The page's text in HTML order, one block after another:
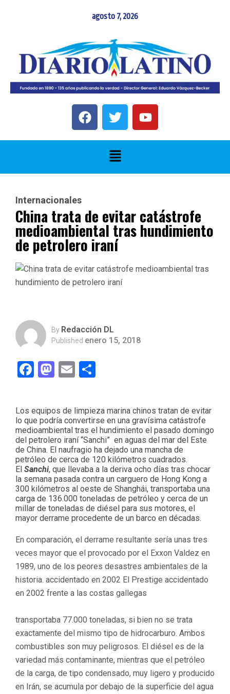
agosto 7, 2026
Internacionales
China trata de evitar catástrofe
medioambiental tras hundimiento
de petrolero iraní
By Redacción DL
Published enero 15, 2018
Facebook
Mastodon
Email
Los equipos de limpieza marina chinos tratan de evitar
lo que podría convertirse en una gravísima catástrofe
medioambiental tras el hundimiento el pasado domingo
del petrolero iraní “Sanchi” en aguas del mar del Este
de China. El naufragio ha dejado una mancha de
petróleo de cerca de 120 kilómetros cuadrados.
El Sanchi, que llevaba a la deriva ocho días tras chocar
la semana pasada contra un carguero de Hong Kong a
300 kilómetros al oeste de Shanghái, transportaba una
carga de 136.000 toneladas de petróleo y cerca de un
millar de toneladas de diésel para sus motores, el
mayor derrame procedente de un barco en décadas.
En comparación, el derrame resultante sería unas tres
veces mayor que el provocado por el Exxon Valdez en
1989, uno de los peores desastres ambientales de la
historia. accidentado en 2002 El Prestige accidentado
en 2002 frente a las costas gallegas
transportaba 77.000 toneladas, si bien no se trata
exactamente del mismo tipo de hidrocarburo. Ambos
combustibles son muy peligrosos. El diésel es de la
variedad más contaminante, mientras que el petróleo
de la carga, de tipo condensado, muy ligero y producido
en Irán, se acumula por debajo de la superficie del agua